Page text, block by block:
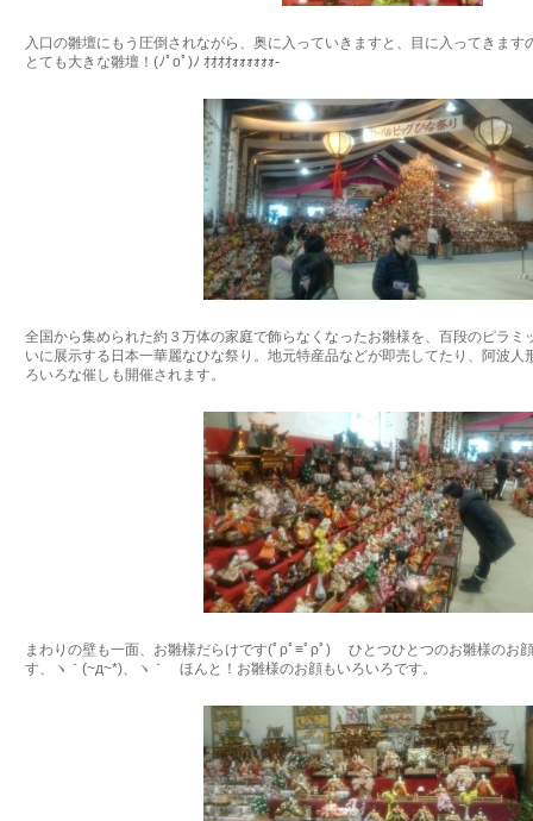
入口の雛壇にもう圧倒されながら、奥に入っていきますと、目に入ってきま
とても大きな雛壇！(ﾉﾟοﾟ)ﾉ ｵｵｵｵｫｫｫｫｫｫ-
全国から集められた約３万体の家庭で飾らなくなったお雛様を、百段のピラミ
いに展示する日本一華麗なひな祭り。地元特産品などが即売してたり、阿波人
ろいろな催しも開催されます。
まわりの壁も一面、お雛様だらけです(ﾟρﾟ≡ﾟρﾟ) ひとつひとつのお雛様のお
す、ヽ｀(~д~*)、ヽ｀ ほんと！お雛様のお顔もいろいろです。